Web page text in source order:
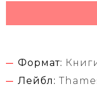
Формат:
Лейбл: